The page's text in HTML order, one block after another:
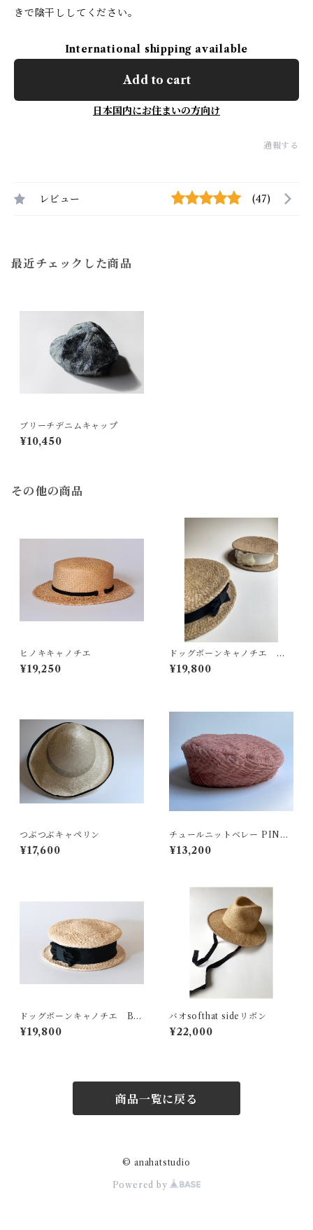
きで陰干ししてください。
International shipping available
Add to cart
日本国内にお住まいの方向け
通報する
レビュー (47)
最近チェックした商品
ブリーチデニムキャップ
¥10,450
その他の商品
ヒノキキャノチエ
¥19,250
ドッグボーンキャノチエ モ
カ／BLACK
¥19,800
つぶつぶキャペリン
¥17,600
チュールニットベレー PINK
¥13,200
ドッグボーンキャノチエ BL
ACK
¥19,800
バオsofthat sideリボン
¥22,000
商品一覧に戻る
© anahatstudio
Powered by